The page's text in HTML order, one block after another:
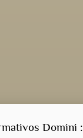
Domini :